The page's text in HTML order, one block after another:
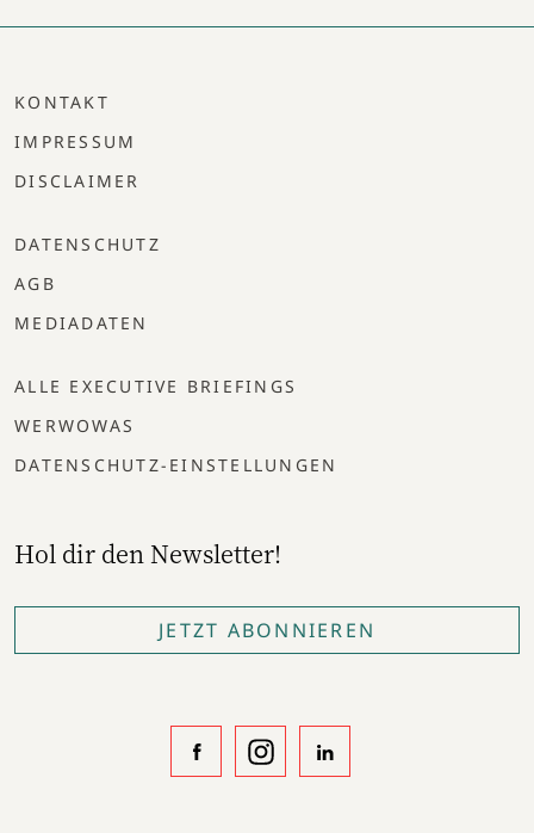
KONTAKT
IMPRESSUM
DISCLAIMER
DATENSCHUTZ
AGB
MEDIADATEN
ALLE EXECUTIVE BRIEFINGS
WERWOWAS
DATENSCHUTZ-EINSTELLUNGEN
Hol dir den Newsletter!
JETZT ABONNIEREN